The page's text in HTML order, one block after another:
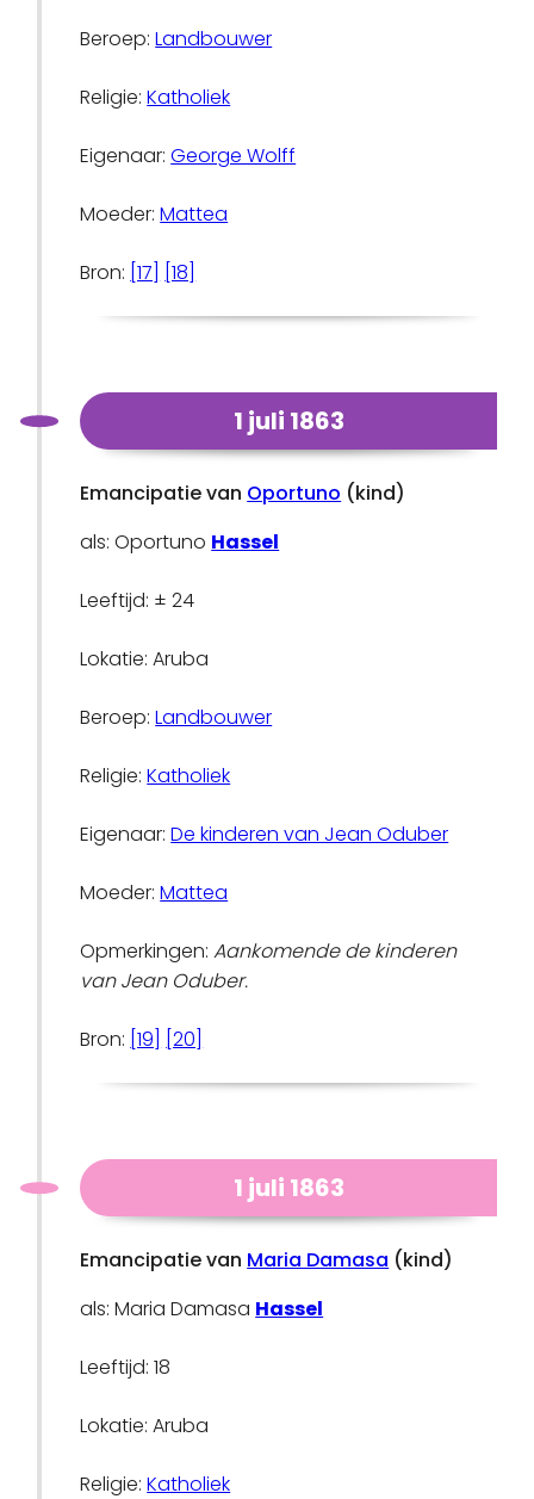
Beroep:Landbouwer
Religie:Katholiek
Eigenaar:George Wolff
Moeder:Mattea
Bron: [17] [18]
1 juli 1863
Emancipatie van Oportuno (kind)
als: Oportuno Hassel
Leeftijd: ± 24
Lokatie: Aruba
Beroep:Landbouwer
Religie:Katholiek
Eigenaar:De kinderen van Jean Oduber
Moeder:Mattea
Opmerkingen:Aankomende de kinderen
van Jean Oduber.
Bron: [19] [20]
1 juli 1863
Emancipatie van Maria Damasa (kind)
als: Maria Damasa Hassel
Leeftijd: 18
Lokatie: Aruba
Religie:Katholiek